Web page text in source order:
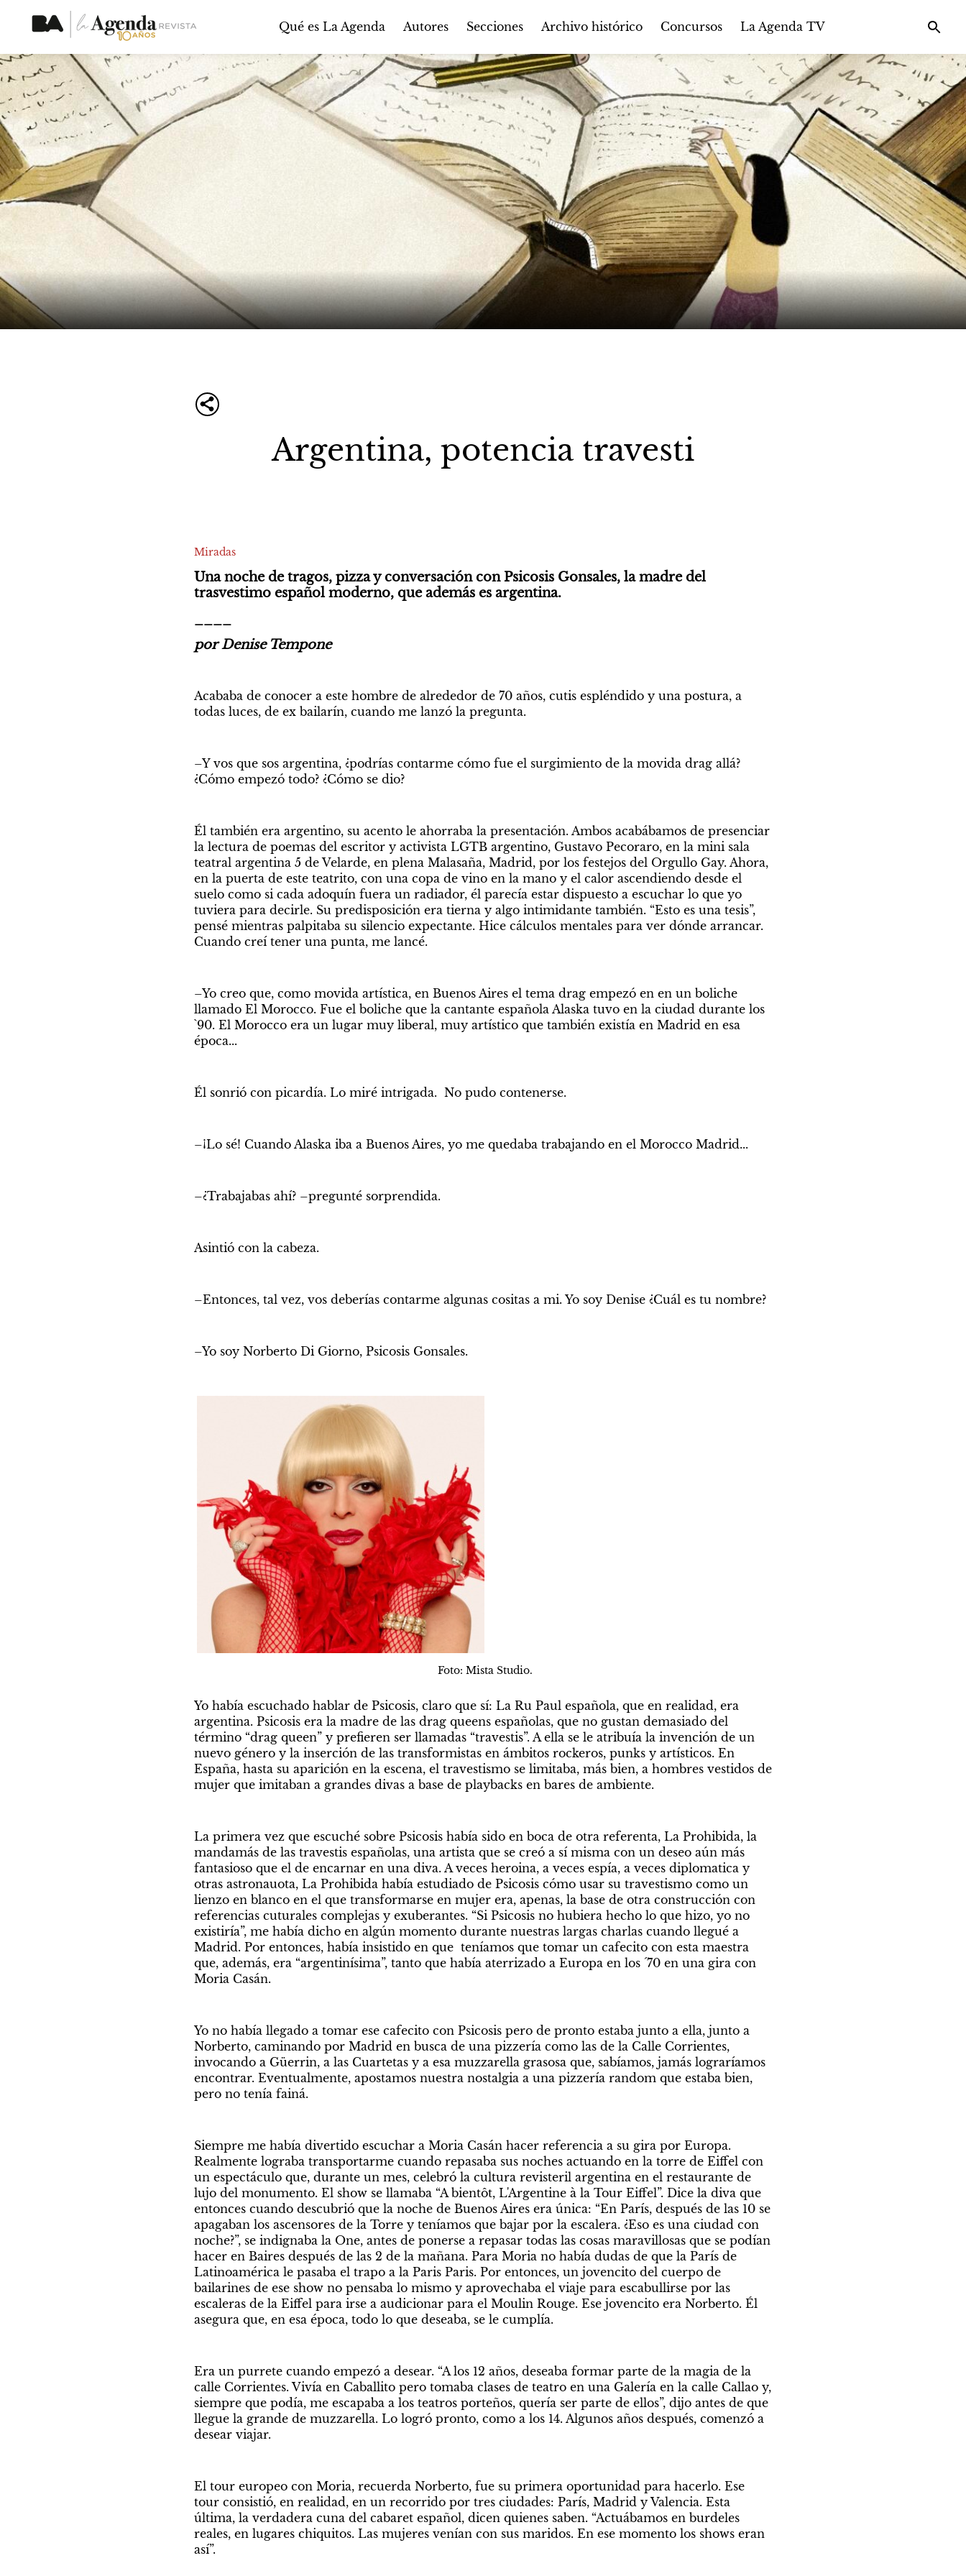
Qué es La Agenda Autores Secciones Archivo histórico Concursos La Agenda TV
Argentina, potencia travesti
Miradas
Una noche de tragos, pizza y conversación con Psicosis Gonsales, la madre del
trasvestimo español moderno, que además es argentina.
por Denise Tempone
Acababa de conocer a este hombre de alrededor de 70 años, cutis espléndido y una postura, a
todas luces, de ex bailarín, cuando me lanzó la pregunta.
–Y vos que sos argentina, ¿podrías contarme cómo fue el surgimiento de la movida drag allá?
¿Cómo empezó todo? ¿Cómo se dio?
Él también era argentino, su acento le ahorraba la presentación. Ambos acabábamos de presenciar
la lectura de poemas del escritor y activista LGTB argentino, Gustavo Pecoraro, en la mini sala
teatral argentina 5 de Velarde, en plena Malasaña, Madrid, por los festejos del Orgullo Gay. Ahora,
en la puerta de este teatrito, con una copa de vino en la mano y el calor ascendiendo desde el
suelo como si cada adoquín fuera un radiador, él parecía estar dispuesto a escuchar lo que yo
tuviera para decirle. Su predisposición era tierna y algo intimidante también. “Esto es una tesis”,
pensé mientras palpitaba su silencio expectante. Hice cálculos mentales para ver dónde arrancar.
Cuando creí tener una punta, me lancé.
–Yo creo que, como movida artística, en Buenos Aires el tema drag empezó en en un boliche
llamado El Morocco. Fue el boliche que la cantante española Alaska tuvo en la ciudad durante los
`90. El Morocco era un lugar muy liberal, muy artístico que también existía en Madrid en esa
época...
Él sonrió con picardía. Lo miré intrigada.  No pudo contenerse.
–¡Lo sé! Cuando Alaska iba a Buenos Aires, yo me quedaba trabajando en el Morocco Madrid...
–¿Trabajabas ahí? –pregunté sorprendida.
Asintió con la cabeza.
–Entonces, tal vez, vos deberías contarme algunas cositas a mi. Yo soy Denise ¿Cuál es tu nombre?
–Yo soy Norberto Di Giorno, Psicosis Gonsales.
Foto: Mista Studio.
Yo había escuchado hablar de Psicosis, claro que sí: La Ru Paul española, que en realidad, era
argentina. Psicosis era la madre de las drag queens españolas, que no gustan demasiado del
término “drag queen” y prefieren ser llamadas “travestis”. A ella se le atribuía la invención de un
nuevo género y la inserción de las transformistas en ámbitos rockeros, punks y artísticos. En
España, hasta su aparición en la escena, el travestismo se limitaba, más bien, a hombres vestidos de
mujer que imitaban a grandes divas a base de playbacks en bares de ambiente.
La primera vez que escuché sobre Psicosis había sido en boca de otra referenta, La Prohibida, la
mandamás de las travestis españolas, una artista que se creó a sí misma con un deseo aún más
fantasioso que el de encarnar en una diva. A veces heroina, a veces espía, a veces diplomatica y
otras astronauota, La Prohibida había estudiado de Psicosis cómo usar su travestismo como un
lienzo en blanco en el que transformarse en mujer era, apenas, la base de otra construcción con
referencias cuturales complejas y exuberantes. “Si Psicosis no hubiera hecho lo que hizo, yo no
existiría”, me había dicho en algún momento durante nuestras largas charlas cuando llegué a
Madrid. Por entonces, había insistido en que  teníamos que tomar un cafecito con esta maestra
que, además, era “argentinísima”, tanto que había aterrizado a Europa en los ´70 en una gira con
Moria Casán.
Yo no había llegado a tomar ese cafecito con Psicosis pero de pronto estaba junto a ella, junto a
Norberto, caminando por Madrid en busca de una pizzería como las de la Calle Corrientes,
invocando a Güerrin, a las Cuartetas y a esa muzzarella grasosa que, sabíamos, jamás lograríamos
encontrar. Eventualmente, apostamos nuestra nostalgia a una pizzería random que estaba bien,
pero no tenía fainá.
Siempre me había divertido escuchar a Moria Casán hacer referencia a su gira por Europa.
Realmente lograba transportarme cuando repasaba sus noches actuando en la torre de Eiffel con
un espectáculo que, durante un mes, celebró la cultura revisteril argentina en el restaurante de
lujo del monumento. El show se llamaba “A bientôt, L'Argentine à la Tour Eiffel”. Dice la diva que
entonces cuando descubrió que la noche de Buenos Aires era única: “En París, después de las 10 se
apagaban los ascensores de la Torre y teníamos que bajar por la escalera. ¿Eso es una ciudad con
noche?”, se indignaba la One, antes de ponerse a repasar todas las cosas maravillosas que se podían
hacer en Baires después de las 2 de la mañana. Para Moria no había dudas de que la París de
Latinoamérica le pasaba el trapo a la Paris Paris. Por entonces, un jovencito del cuerpo de
bailarines de ese show no pensaba lo mismo y aprovechaba el viaje para escabullirse por las
escaleras de la Eiffel para irse a audicionar para el Moulin Rouge. Ese jovencito era Norberto. Él
asegura que, en esa época, todo lo que deseaba, se le cumplía.
Era un purrete cuando empezó a desear. “A los 12 años, deseaba formar parte de la magia de la
calle Corrientes. Vivía en Caballito pero tomaba clases de teatro en una Galería en la calle Callao y,
siempre que podía, me escapaba a los teatros porteños, quería ser parte de ellos”, dijo antes de que
llegue la grande de muzzarella. Lo logró pronto, como a los 14. Algunos años después, comenzó a
desear viajar.
El tour europeo con Moria, recuerda Norberto, fue su primera oportunidad para hacerlo. Ese
tour consistió, en realidad, en un recorrido por tres ciudades: París, Madrid y Valencia. Esta
última, la verdadera cuna del cabaret español, dicen quienes saben. “Actuábamos en burdeles
reales, en lugares chiquitos. Las mujeres venían con sus maridos. En ese momento los shows eran
así”.